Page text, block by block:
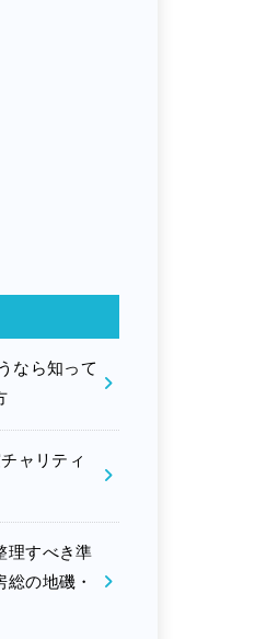
なら知って
ャリティ
理すべき準
の地磯・